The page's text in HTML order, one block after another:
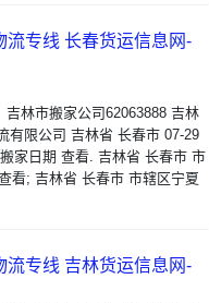
流专线 长春货运信息网-
林市搬家公司62063888 吉林
有限公司 吉林省 长春市 07-29
家日期 查看. 吉林省 长春市 市
看; 吉林省 长春市 市辖区宁夏
流专线 吉林货运信息网-